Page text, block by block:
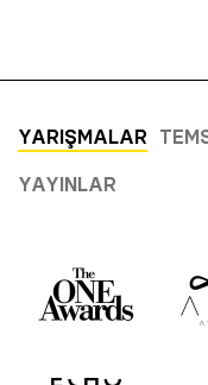
YARIŞMALAR
YAYINLAR